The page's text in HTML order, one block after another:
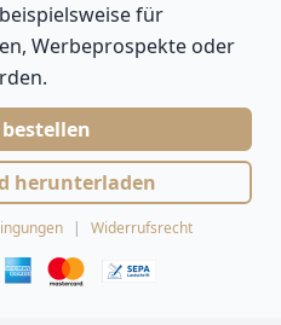
für
Werbeprospekte oder
herunterladen
Widerrufsrecht